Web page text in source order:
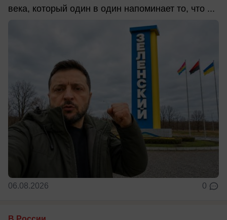
века, который один в один напоминает то, что ...
06.08.2026 0